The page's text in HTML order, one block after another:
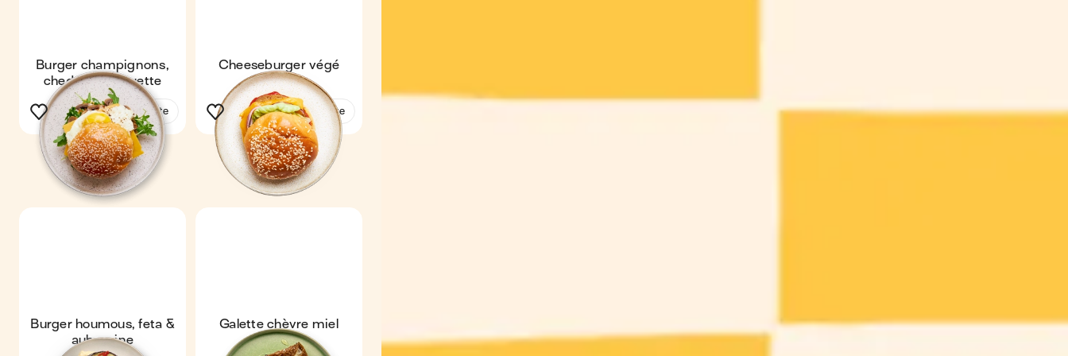
Burger champignons,
cheddar & roquette
Voir la recette
Cheeseburger végé
Voir la recette
Burger houmous, feta &
aubergine
Galette chèvre miel